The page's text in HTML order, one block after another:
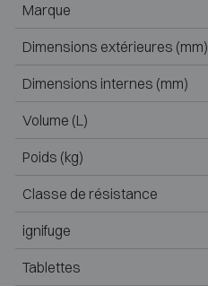
Marque
Dimensions extérieures (mm)
Dimensions internes (mm)
Volume (L)
Poids (kg)
Classe de résistance
ignifuge
Tablettes